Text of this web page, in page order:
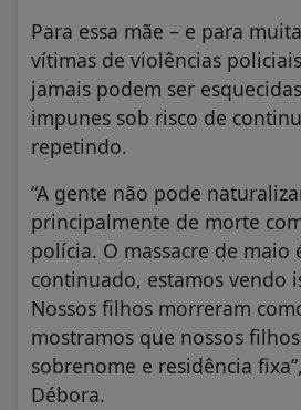
Para essa mãe – e para
vítimas de violências
jamais podem ser
impunes sob risco de
repetindo.
“A gente não pode
principalmente de morte
polícia. O massacre de maio
continuado, estamos vendo
Nossos filhos morreram
mostramos que nossos
sobrenome e residência
Débora.